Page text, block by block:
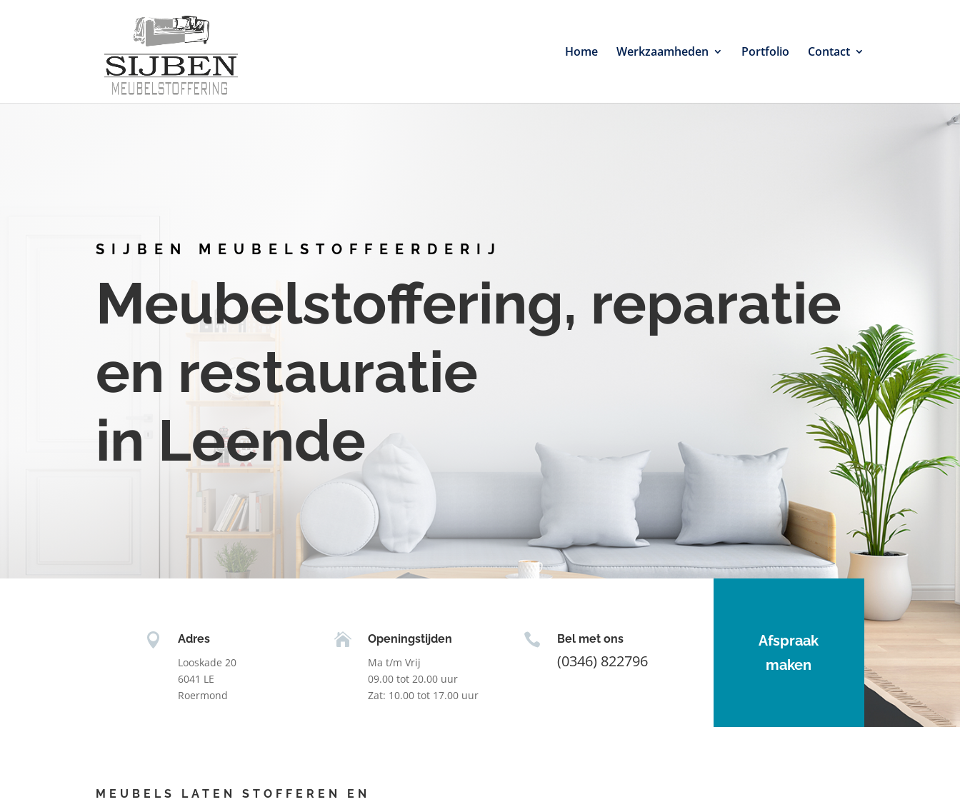
Home Werkzaamheden Portfolio Contact
SIJBEN MEUBELSTOFFEERDERIJ
Meubelstoffering, reparatie
en restauratie
in Leende

Adres
Looskade 20
6041 LE
Roermond

Openingstijden
Ma t/m Vrij
09.00 tot 20.00 uur
Zat: 10.00 tot 17.00 uur
 Bel met ons
(0346) 822796
Afspraak
maken
MEUBELS LATEN STOFFEREN EN